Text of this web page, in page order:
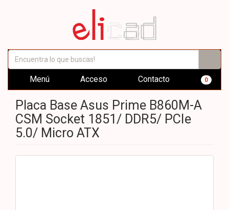
Menú Acceso Contacto 0
Placa Base Asus Prime B860M-A
CSM Socket 1851/ DDR5/ PCIe
5.0/ Micro ATX